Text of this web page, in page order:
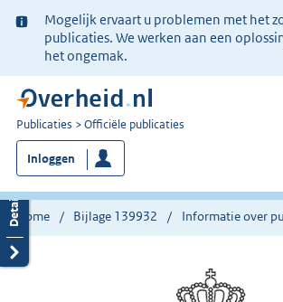
Ter
informatie:
Mogelijk ervaart u problemen met het
publicaties. We werken aan een
het ongemak.
U
bent
nu
hier:
Publicaties Officiële publicaties
Inloggen
Home Bijlage 139932 Informatie over